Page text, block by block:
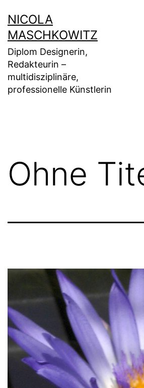
Inhalt
springen
NICOLA
MASCHKOWITZ
Diplom Designerin,
Redakteurin –
multidisziplinäre,
professionelle Künstlerin
Ohne